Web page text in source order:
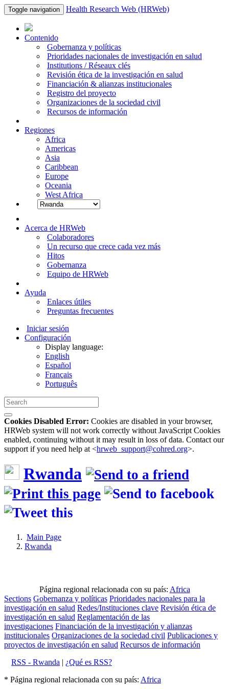
Toggle navigation Health Research Web (HRWeb)
Contenido
Gobernanza y políticas
Prioridades nacionales de investigación en salud
Institutions / Réseaux clés
Revisión ética de la investigación en salud
Financiación & alianzas institucionales
Registro del proyecto
Organizaciones de la sociedad civil
Recursos de información
Regiones
Africa
Americas
Asia
Caribbean
Europe
Oceania
West Africa
Acerca de HRWeb
Colaboradores
Un recurso que crece cada vez más
Hitos
Gobernanza
Equipo de HRWeb
Ayuda
Enlaces útiles
Preguntas frecuentes
Iniciar sesión
Configuración
Display language:
English
Español
Français
Português
Cookies Disabled Error: Cookies are disabled in your browser,
HRWeb system will not work correctly without JavaScript Cookies
enabled, continuing without it may result in loss of data. Contact our
support if you need help at <hrweb_support@cohred.org>.
Rwanda
Main Page
Rwanda
Página regional relacionada con su país: Africa
Sections Gobernanza y políticas Prioridades nacionales para la
investigación en salud Redes/Instituciones clave Revisión ética de
investigación en salud Reglamentación de las
investigaciones Financiación de la investigación y alianzas
institucionales Organizaciones de la sociedad civil Publicaciones y
proyectos de investigación en salud Recursos de información
RSS - Rwanda | ¿Qué es RSS?
* Página regional relacionada con su país: Africa